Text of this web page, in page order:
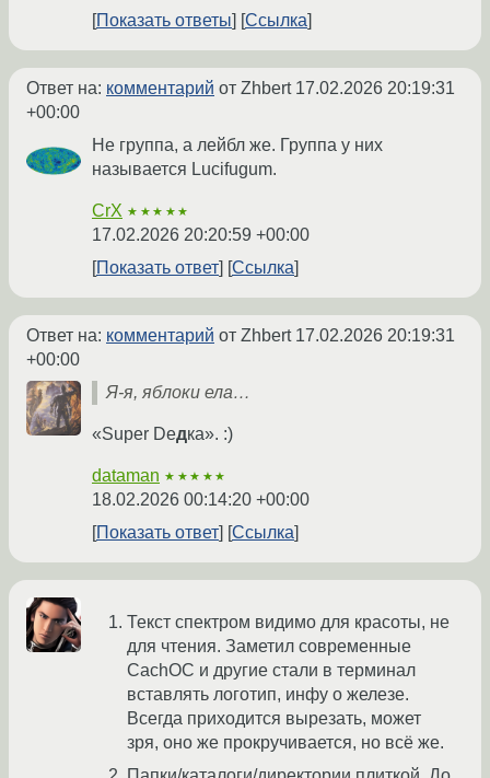
Показать ответы
Ссылка
Ответ на: комментарий от Zhbert 17.02.2026 20:19:31
+00:00
Не группа, а лейбл же. Группа у них
называется Lucifugum.
CrX ★★★★★
17.02.2026 20:20:59 +00:00
Показать ответ
Ссылка
Ответ на: комментарий от Zhbert 17.02.2026 20:19:31
+00:00
Я-я, яблоки ела…
«Super Dедка». :)
dataman ★★★★★
18.02.2026 00:14:20 +00:00
Показать ответ
Ссылка
Текст спектром видимо для красоты, не
для чтения. Заметил современные
CachOC и другие стали в терминал
вставлять логотип, инфу о железе.
Всегда приходится вырезать, может
зря, оно же прокручивается, но всё же.